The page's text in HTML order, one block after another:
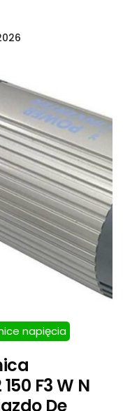
napięcia
F3 W N
De